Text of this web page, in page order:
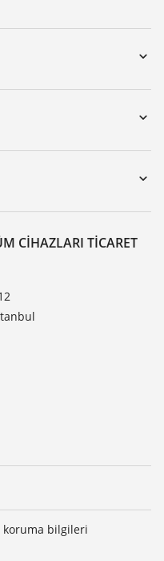
CIHAZLARI TICARET
koruma bilgileri